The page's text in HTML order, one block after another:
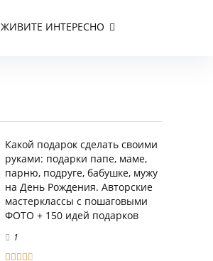
ЖИВИТЕ ИНТЕРЕСНО
Какой подарок сделать своими
руками: подарки папе, маме,
парню, подруге, бабушке, мужу
на День Рождения. Авторские
мастерклассы с пошаговыми
ФОТО + 150 идей подарков
1